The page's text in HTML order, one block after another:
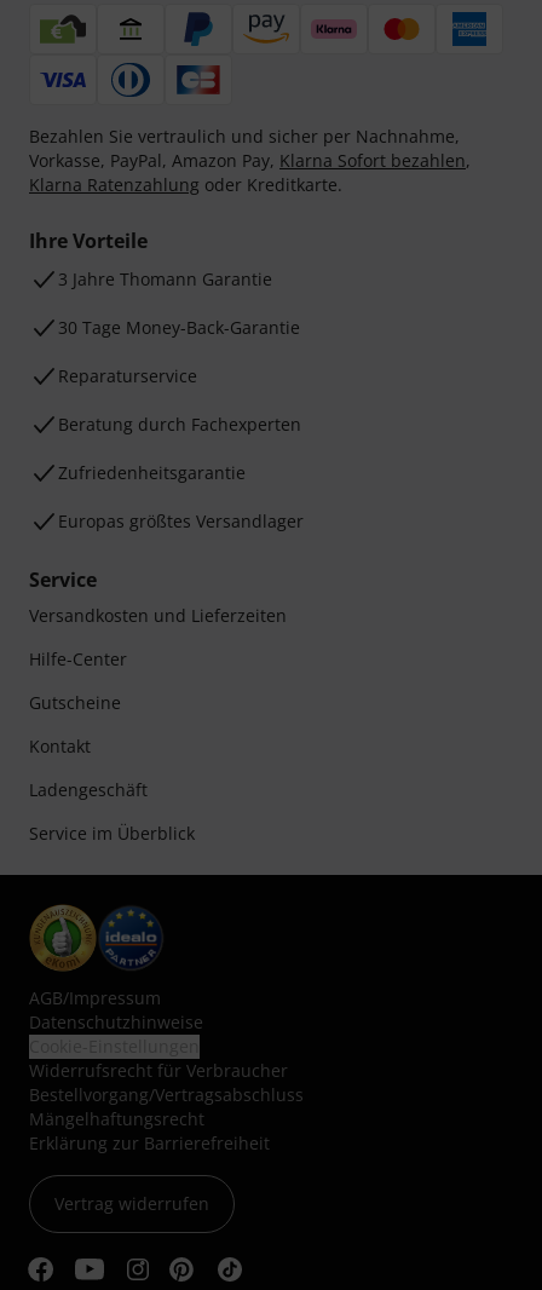
Bezahlen Sie vertraulich und sicher per Nachnahme,
Vorkasse, PayPal, Amazon Pay, Klarna Sofort bezahlen,
Klarna Ratenzahlung oder Kreditkarte.
Ihre Vorteile
3 Jahre Thomann Garantie
30 Tage Money-Back-Garantie
Reparaturservice
Beratung durch Fachexperten
Zufriedenheitsgarantie
Europas größtes Versandlager
Service
Versandkosten und Lieferzeiten
Hilfe-Center
Gutscheine
Kontakt
Ladengeschäft
Service im Überblick
AGB/Impressum
Datenschutzhinweise
Widerrufsrecht für Verbraucher
Bestellvorgang/Vertragsabschluss
Mängelhaftungsrecht
Erklärung zur Barrierefreiheit
Vertrag widerrufen